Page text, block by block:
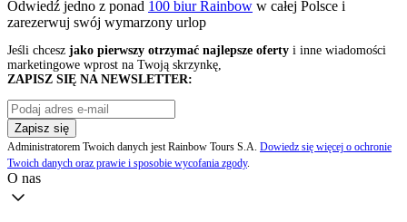
Odwiedź jedno z ponad 100 biur Rainbow w całej Polsce i
zarezerwuj swój wymarzony urlop
Jeśli chcesz jako pierwszy otrzymać najlepsze oferty i inne wiadomości
marketingowe wprost na Twoją skrzynkę,
ZAPISZ SIĘ NA NEWSLETTER:
Zapisz się
Administratorem Twoich danych jest Rainbow Tours S.A. Dowiedz się więcej o ochronie
Twoich danych oraz prawie i sposobie wycofania zgody.
O nas